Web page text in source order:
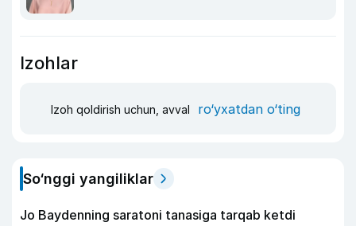
Izohlar
Izoh qoldirish uchun, avval ro‘yxatdan o‘ting
So‘nggi yangiliklar
Jo Baydenning saratoni tanasiga tarqab ketdi